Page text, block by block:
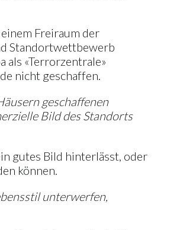
Freiraum der
Standortwettbewerb
als «Terrorzentrale»
nicht geschaffen.
geschaffenen
Bild des Standorts
gutes Bild hinterlässt, oder
können.
unterwerfen,